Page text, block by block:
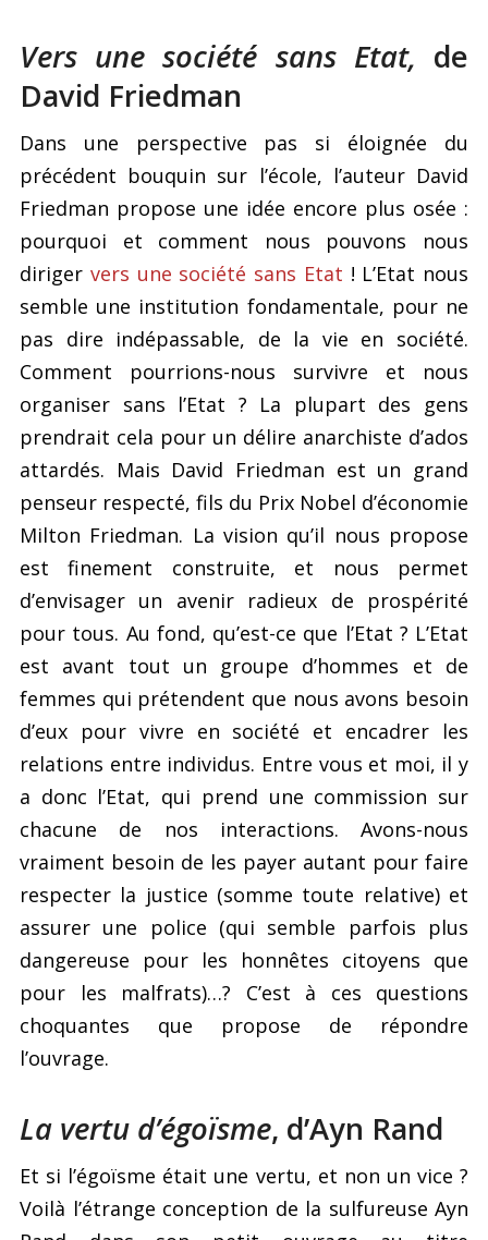
Vers une société sans Etat, de
David Friedman
Dans une perspective pas si éloignée du
précédent bouquin sur l’école, l’auteur David
Friedman propose une idée encore plus osée :
pourquoi et comment nous pouvons nous
diriger vers une société sans Etat ! L’Etat nous
semble une institution fondamentale, pour ne
pas dire indépassable, de la vie en société.
Comment pourrions-nous survivre et nous
organiser sans l’Etat ? La plupart des gens
prendrait cela pour un délire anarchiste d’ados
attardés. Mais David Friedman est un grand
penseur respecté, fils du Prix Nobel d’économie
Milton Friedman. La vision qu’il nous propose
est finement construite, et nous permet
d’envisager un avenir radieux de prospérité
pour tous. Au fond, qu’est-ce que l’Etat ? L’Etat
est avant tout un groupe d’hommes et de
femmes qui prétendent que nous avons besoin
d’eux pour vivre en société et encadrer les
relations entre individus. Entre vous et moi, il y
a donc l’Etat, qui prend une commission sur
chacune de nos interactions. Avons-nous
vraiment besoin de les payer autant pour faire
respecter la justice (somme toute relative) et
assurer une police (qui semble parfois plus
dangereuse pour les honnêtes citoyens que
pour les malfrats)…? C’est à ces questions
choquantes que propose de répondre
l’ouvrage.
La vertu d’égoïsme, d’Ayn Rand
Et si l’égoïsme était une vertu, et non un vice ?
Voilà l’étrange conception de la sulfureuse Ayn